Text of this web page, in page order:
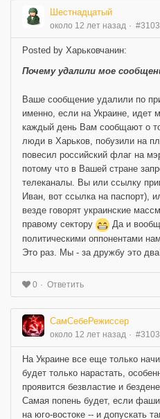
Шестнадцатый
около 12 лет назад
Posted by Харьковчанин:
Почему удалили мое
Ваше сообщение удалили по
именно, если на Украине, идет
каждый день Вам сообщают о
люди в Харьков, побузили на
повесил российский флаг на
потому что в Вашей стране
телеканалы. Вы или ссылку
Иван, вот ссылка на паспорт),
везде говорят украинские
правому сектору
Да и
политическими оппонентами
Это раз. Мы - за дружбу это
0 Ответить
СамСебеРежиссер
около 12 лет назад
На Украине все еще только
будет только нарастать,
проявится безвластие и
Самая попень будет, если
на юго-востоке -- и допускать